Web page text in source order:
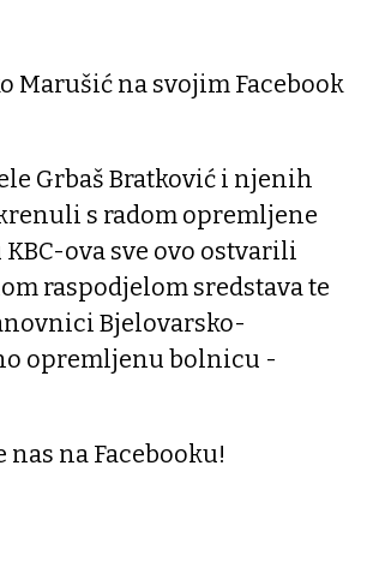
Marušić na svojim Facebook
Grbaš Bratković i njenih
s radom opremljene
ova sve ovo ostvarili
raspodjelom sredstava te
Bjelovarsko-
opremljenu bolnicu -
na Facebooku!